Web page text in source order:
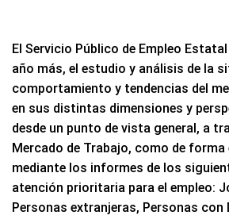
El Servicio Público de Empleo
año más, el estudio y análisis de la
comportamiento y tendencias del
en sus distintas dimensiones y
desde un punto de vista general, a
Mercado de Trabajo, como de forma
mediante los informes de los
atención prioritaria para el empleo:
Personas extranjeras, Personas con